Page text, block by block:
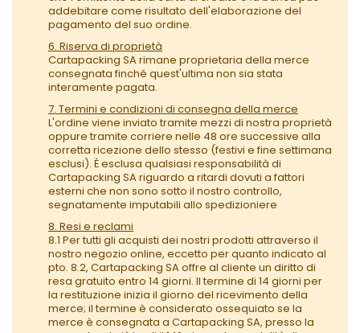
addebitare come risultato dell'elaborazione del
pagamento del suo ordine.
6. Riserva di proprietà
Cartapacking SA rimane proprietaria della merce
consegnata finché quest'ultima non sia stata
interamente pagata.
7. Termini e condizioni di consegna della merce
L'ordine viene inviato tramite mezzi di nostra proprietà
oppure tramite corriere nelle 48 ore successive alla
corretta ricezione dello stesso (festivi e fine settimana
esclusi). È esclusa qualsiasi responsabilità di
Cartapacking SA riguardo a ritardi dovuti a fattori
esterni che non sono sotto il nostro controllo,
segnatamente imputabili allo spedizioniere
8. Resi e reclami
8.1 Per tutti gli acquisti dei nostri prodotti attraverso il
nostro negozio online, eccetto per quanto indicato al
pto. 8.2, Cartapacking SA offre al cliente un diritto di
resa gratuito entro 14 giorni. Il termine di 14 giorni per
la restituzione inizia il giorno del ricevimento della
merce; il termine è considerato ossequiato se la
merce è consegnata a Cartapacking SA, presso la